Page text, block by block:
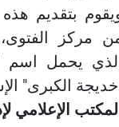
بتقديم
مركز
يحمل اسم
الكبرى"
الإعلامي